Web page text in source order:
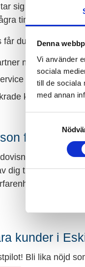
Denna
Vi använder
sociala
till de sociala
med annan
sig an varje
timmar i veckan
du:
med lång
och snabb
konsulter som
för
dig till oss så
med din
kunder i
Bli lika nöjd